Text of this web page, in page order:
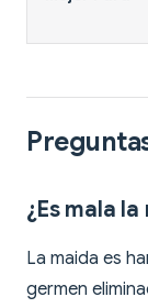
¿Es mala
La maida es
germen